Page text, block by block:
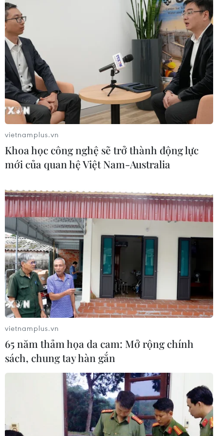
#VinSmart #Vsmart
#Điện thoại thương hiệu Việt
#Thị trường di động Việt
Theo dõi VietnamPlus
TIN LIÊN QUAN
vietnamplus.vn
Khoa học công nghệ sẽ trở thành động lực
mới của quan hệ Việt Nam-Australia
vietnamplus.vn
65 năm thảm họa da cam: Mở rộng chính
sách, chung tay hàn gắn